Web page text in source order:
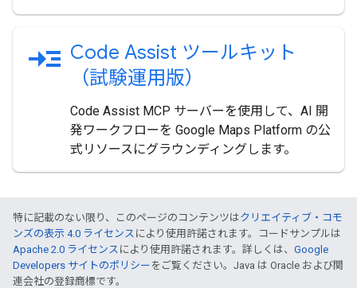
read_more Code Assist ツールキット
（試験運用版）
Code Assist MCP サーバーを使用して、AI 開
発ワークフローを Google Maps Platform の公
式リソースにグラウンディングします。
特に記載のない限り、このページのコンテンツはクリエイティブ・コモ
ンズの表示 4.0 ライセンス により使用許諾されます。コードサンプルは
Apache 2.0 ライセンス により使用許諾されます。詳しくは、 Google
Developers サイトのポリシー をご覧ください。Java は Oracle および関
連会社の登録商標です。